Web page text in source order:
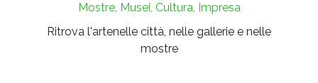
Mostre, Musei, Cultura, Impresa
Ritrova l'artenelle città, nelle gallerie e nelle
mostre